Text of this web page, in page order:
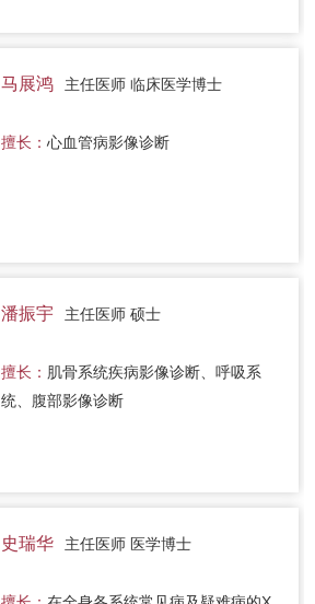
马展鸿 主任医师 临床医学博士
擅长： 心血管病影像诊断
潘振宇 主任医师 硕士
擅长： 肌骨系统疾病影像诊断、呼吸系
统、腹部影像诊断
史瑞华 主任医师 医学博士